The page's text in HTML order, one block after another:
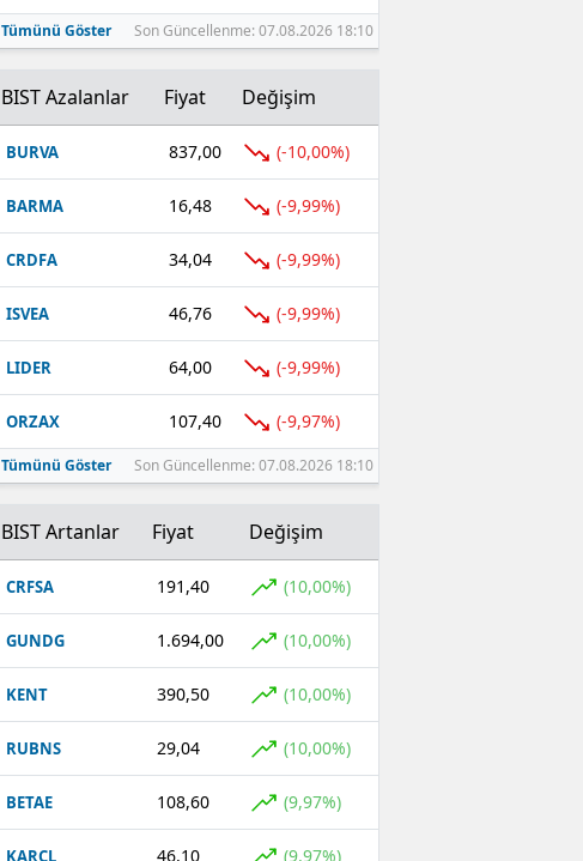
Tümünü Göster Son Güncellenme: 07.08.2026 18:10
BIST Azalanlar Fiyat Değişim
BURVA 837,00 (-10,00%)
BARMA 16,48 (-9,99%)
CRDFA 34,04 (-9,99%)
ISVEA 46,76 (-9,99%)
LIDER 64,00 (-9,99%)
ORZAX 107,40 (-9,97%)
Tümünü Göster Son Güncellenme: 07.08.2026 18:10
BIST Artanlar Fiyat Değişim
CRFSA 191,40 (10,00%)
GUNDG 1.694,00 (10,00%)
KENT 390,50 (10,00%)
RUBNS 29,04 (10,00%)
BETAE 108,60 (9,97%)
KARCL 46,10 (9,97%)